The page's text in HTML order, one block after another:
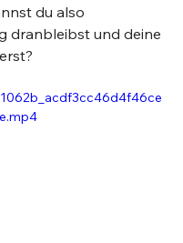
du also
dranbleibst und deine